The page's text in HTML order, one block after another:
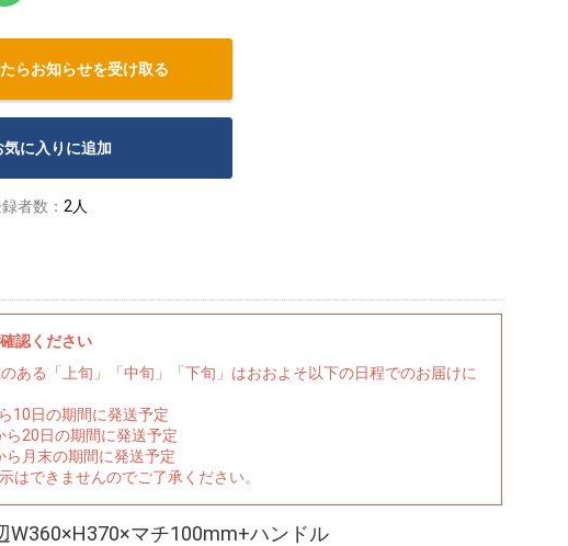
らお知らせを受け取る
気に入りに追加
者数： 2人
認ください
ある「上旬」「中旬」「下旬」はおおよそ以下の日程でのお届けに
10日の期間に発送予定
ら20日の期間に発送予定
ら月末の期間に発送予定
はできませんのでご了承ください。
W360×H370×マチ100mm+ハンドル